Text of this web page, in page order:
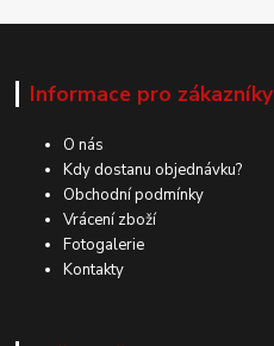
Informace pro zákazníky
O nás
Kdy dostanu objednávku?
Obchodní podmínky
Vrácení zboží
Fotogalerie
Kontakty